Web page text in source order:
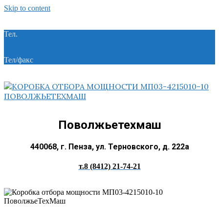
Skip to content
Тел.
Тел/факс
Поволжьетехмаш
440068, г. Пенза, ул. Терновского, д. 222а
т.8 (8412) 21-74-21